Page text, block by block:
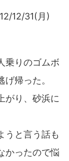
12/31(月)
乗りのゴムボ
帰った。
がり、砂浜に
うと言う話も
かったので悩